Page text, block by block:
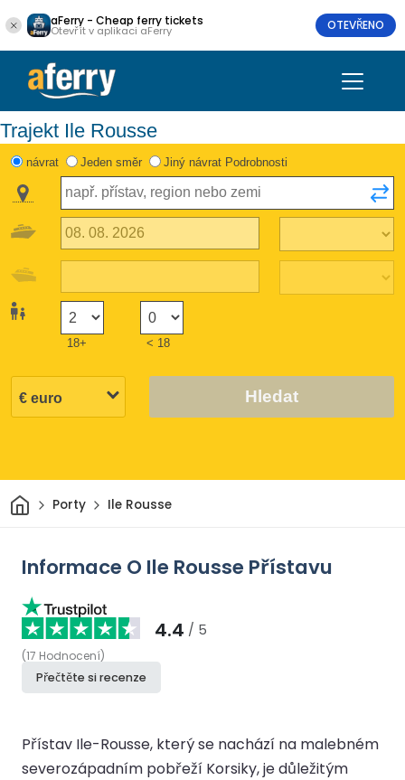
aFerry - Cheap ferry tickets
Otevřít v aplikaci aFerry OTEVŘENO
Trajekt Ile Rousse
návrat Jeden směr Jiný návrat Podrobnosti
18+ < 18
Hledat
Domov
Porty Ile Rousse
Informace O Ile Rousse Přístavu
4.4 / 5
(17 Hodnocení)
Přečtěte si recenze
Přístav Ile-Rousse, který se nachází na malebném
severozápadním pobřeží Korsiky, je důležitým